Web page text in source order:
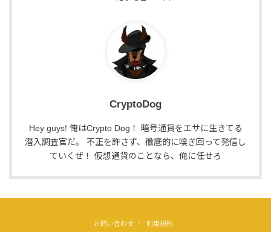
CryptoDog
Hey guys! 俺はCrypto Dog！ 暗号通貨をエサに生きてる
潜入調査官だ。 不正を許さず、徹底的に嗅ぎ回って発信し
ていくぜ！ 仮想通貨のことなら、俺に任せろ
お問い合わせ 利用規約